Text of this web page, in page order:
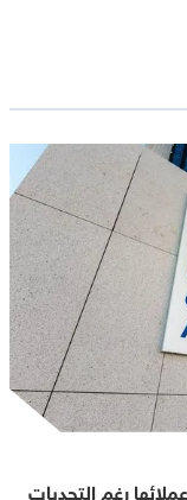
رغم التحديات